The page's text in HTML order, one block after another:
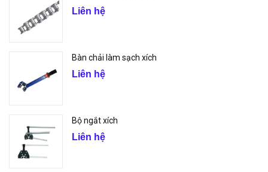
Liên hệ
Bàn chải làm sạch xích
Liên hệ
Bộ ngắt xích
Liên hệ